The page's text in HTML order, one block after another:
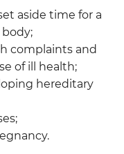
aside time for a
complaints and
of ill health;
hereditary